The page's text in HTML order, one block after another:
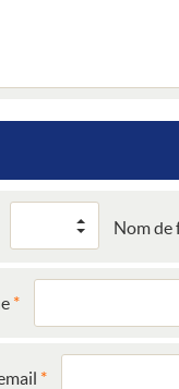
Nom de